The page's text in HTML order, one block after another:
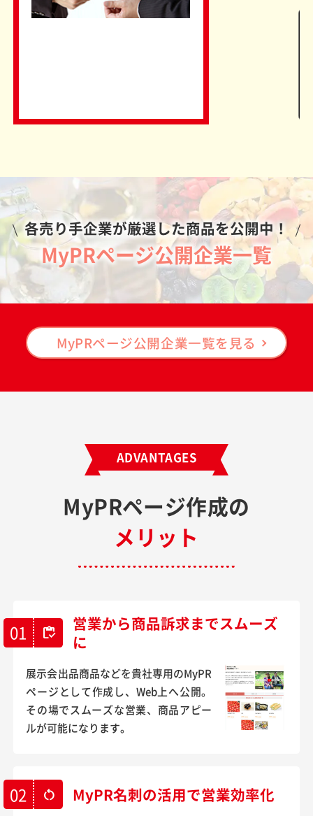
各売り手企業が厳選した商品を公開中！
MyPRページ公開企業一覧
MyPRページ公開企業一覧を見る
ADVANTAGES
MyPRページ作成の
メリット
01 inventory
営業から商品訴求までスムーズ
に
展示会出品商品などを貴社専用のMyPR
ページとして作成し、Web上へ公開。
その場でスムーズな営業、商品アピー
ルが可能になります。
02 restart_alt MyPR名刺の活用で営業効率化